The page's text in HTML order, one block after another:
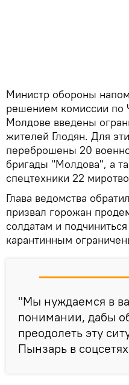
Министр обороны
решением комиссии по
Молдове введены
жителей Глодян. Для
переброшены 20
бригады "Молдова", а
спецтехники 22
Глава ведомства
призвал горожан
солдатам и
карантинным
"Мы нуждаемся в
понимании, дабы
преодолеть эту
Пынзарь в